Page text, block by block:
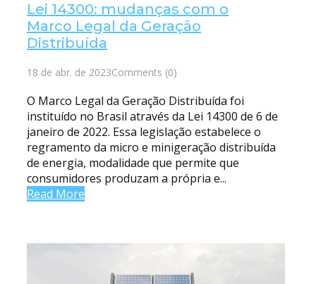
Lei 14300: mudanças com o
Marco Legal da Geração
Distribuída
18 de abr. de 2023Comments (0)
O Marco Legal da Geração Distribuída foi
instituído no Brasil através da Lei 14300 de 6 de
janeiro de 2022. Essa legislação estabelece o
regramento da micro e minigeração distribuída
de energia, modalidade que permite que
consumidores produzam a própria e...
Read More